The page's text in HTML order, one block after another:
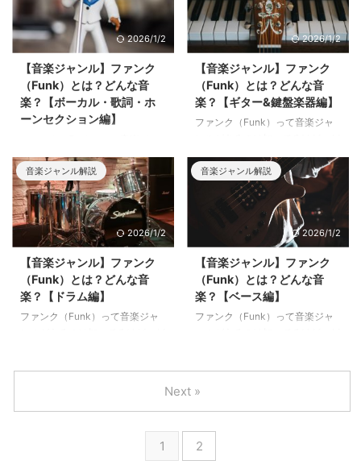
回はファンクの歴史のうち、ファ
ンクの重要人物「James
Brown」が活躍した時代について
解説していきます。
のような方のための記事です。今
回はファンクの歴史のうち、初
期・ファンクのはじまりについて
2026/1/2
【音楽ジャンル】ファンク
（Funk）とは？どんな音
楽？【ボーカル・歌詞・ホ
ーンセクション編】
ンルがあるのは知ってるけど、ど
んな音楽かと言われるとざっくり
したイメージしか浮かばない...こ
のような方のための記事です。今
回はファンクにおけるボーカル・
歌詞・ホーンセクションの特徴に
2026/1/2
【音楽ジャンル】ファンク
（Funk）とは？どんな音
楽？【ギター&鍵盤楽器編】
ファンク（Funk）って音楽ジャ
したイメージしか浮かばない...こ
のような方のための記事です。今
回はファンクにおけるギター・鍵
盤楽器の特徴について解説してい
音楽ジャンル解説
2026/1/2
【音楽ジャンル】ファンク
（Funk）とは？どんな音
楽？【ドラム編】
ファンク（Funk）って音楽ジャ
徴について解説していきます。
音楽ジャンル解説
2026/1/2
【音楽ジャンル】ファンク
（Funk）とは？どんな音
楽？【ベース編】
ファンク（Funk）って音楽ジャ
回はファンクにおけるベースの特
徴について解説していきます。
1 2
Next »